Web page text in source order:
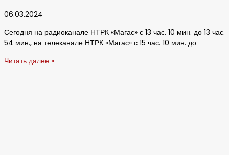
06.03.2024
Сегодня на радиоканале НТРК «Магас» с 13 час. 10 мин. до 13 час.
54 мин., на телеканале НТРК «Магас» с 15 час. 10 мин. до
Читать далее »